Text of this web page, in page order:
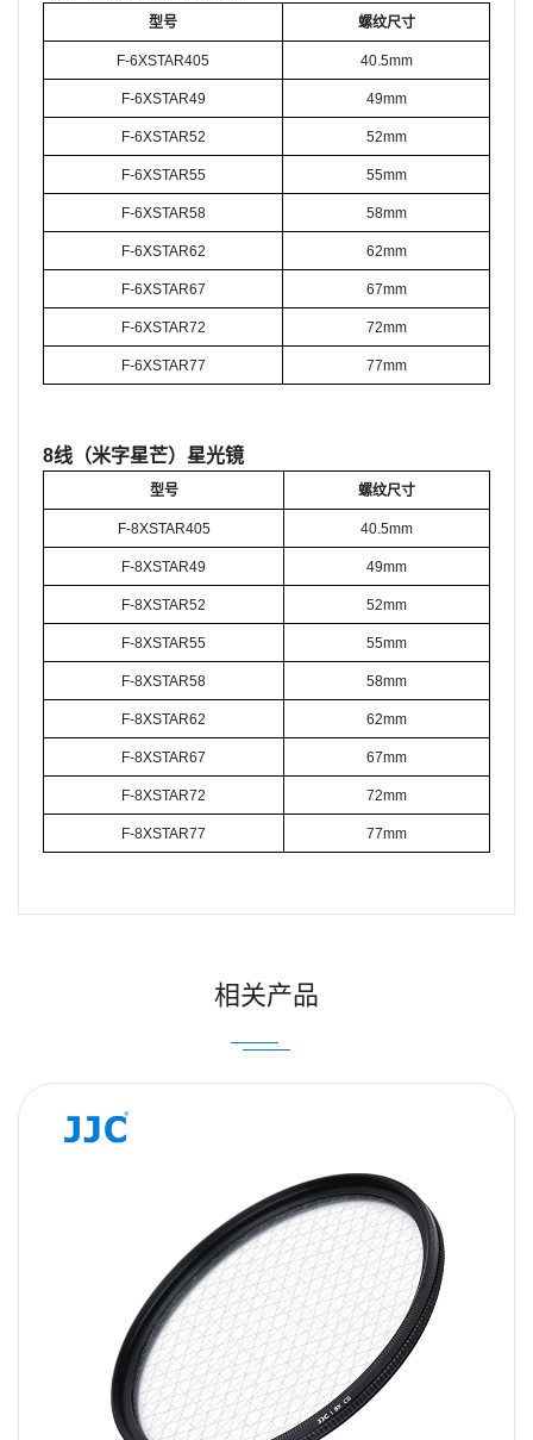
型号 螺纹尺寸
F-6XSTAR405 40.5mm
F-6XSTAR49 49mm
F-6XSTAR52 52mm
F-6XSTAR55 55mm
F-6XSTAR58 58mm
F-6XSTAR62 62mm
F-6XSTAR67 67mm
F-6XSTAR72 72mm
F-6XSTAR77 77mm
8线（米字星芒）星光镜
型号 螺纹尺寸
F-8XSTAR405 40.5mm
F-8XSTAR49 49mm
F-8XSTAR52 52mm
F-8XSTAR55 55mm
F-8XSTAR58 58mm
F-8XSTAR62 62mm
F-8XSTAR67 67mm
F-8XSTAR72 72mm
F-8XSTAR77 77mm
相关产品